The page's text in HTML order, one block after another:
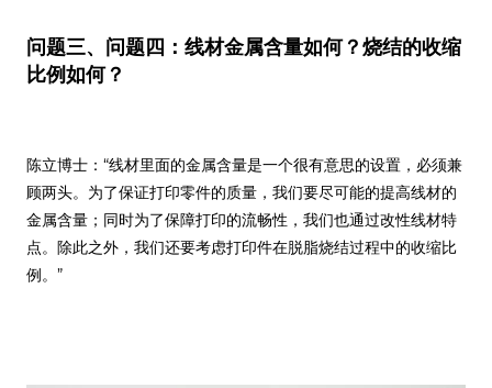
问题三、问题四：线材金属含量如何？烧结的收缩
比例如何？
陈立博士：“线材里面的金属含量是一个很有意思的设置，必须兼
顾两头。为了保证打印零件的质量，我们要尽可能的提高线材的
金属含量；同时为了保障打印的流畅性，我们也通过改性线材特
点。除此之外，我们还要考虑打印件在脱脂烧结过程中的收缩比
例。”